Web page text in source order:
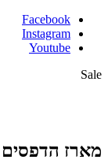
Facebook
Instagram
Youtube
Sale
מארז